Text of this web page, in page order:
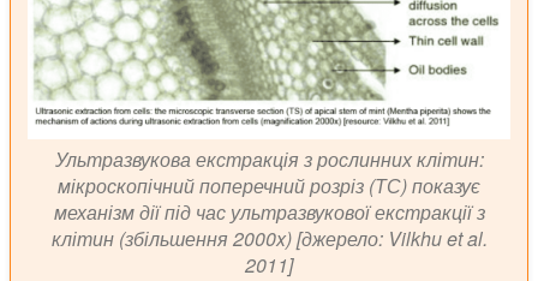
Ультразвукова екстракція з рослинних клітин:
мікроскопічний поперечний розріз (ТС) показує
механізм дії під час ультразвукової екстракції з
клітин (збільшення 2000x) [джерело: Vilkhu et al.
2011]